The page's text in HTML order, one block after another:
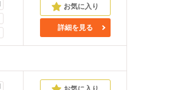
詳細を見る